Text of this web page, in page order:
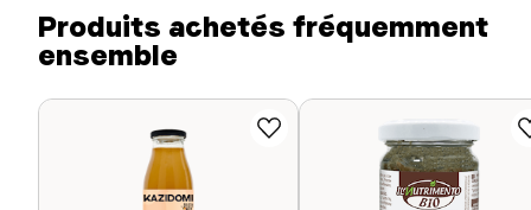
Produits achetés fréquemment
ensemble
Protéines (g) 1.3 g